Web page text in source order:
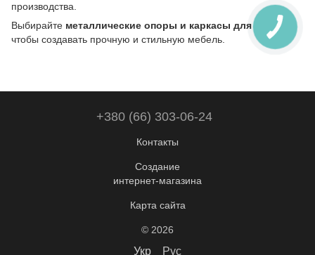
производства.
Выбирайте металлические опоры и каркасы для мебели
чтобы создавать прочную и стильную мебель.
+380 (66) 303-06-24
Контакты
Создание
интернет-магазина
Карта сайта
© 2026
Укр Рус